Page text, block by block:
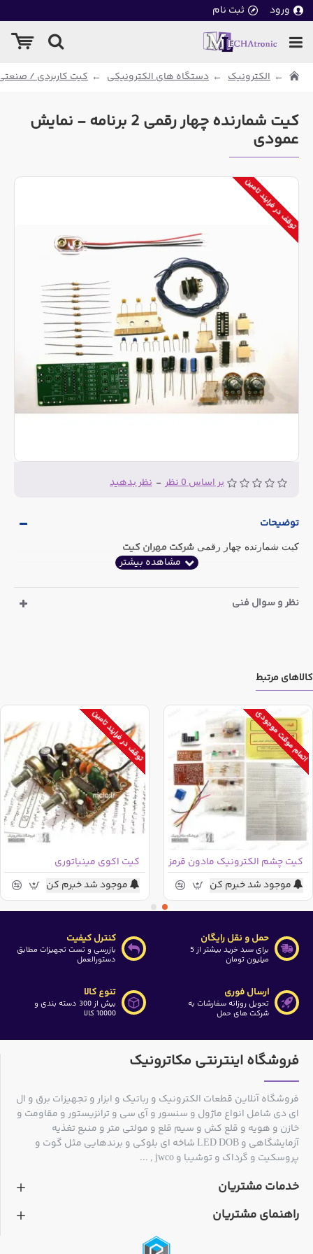
ورود ثبت نام
الکترونیک دستگاه های الکترونیکی کیت کاربردی /
کیت شمارنده چهار رقمی 2 برنامه - نمایش
عمودی
توقف در فرایند تامین
بر اساس 0 نظر - نظر بدهید
توضیحات
کیت شمارنده چهار رقمی شرکت مهران کیت
نظر و سوال فنی
کالاهای مرتبط
اتمام موقت موجودی
کیت چشم الکترونیک مادون قرمز
موجود شد خبرم کن
توقف در فرایند تامین
کیت اکوی مینیاتوری
موجود شد خبرم کن
حمل و نقل رایگان
برای سبد خرید بیشتر از 5
میلیون تومان
کنترل کیفیت
بازرسی و تست تجهیزات مطابق
دستورالعمل
ارسال فوری
تحویل روزانه سفارشات به
شرکت های حمل
تنوع کالا
بیش از 300 دسته بندی و
10000 کالا
فروشگاه اینترنتی مکاترونیک
فروشگاه آنلاین قطعات الکترونیک و رباتیک و ابزار و تجهیزات برق و ال
ای دی شامل انواع ماژول و سنسور و آی سی و ترانزیستور و مقاومت و
خازن و هویه و قلع کش و سیم قلع و مولتی متر و منبع تغذیه
آزمایشگاهی و LED DOB شاخه ای بلوکی و برندهایی مثل گوت و
پروسکیت و گرداک و توشیبا و jwco , ...
خدمات مشتریان
راهنمای مشتریان